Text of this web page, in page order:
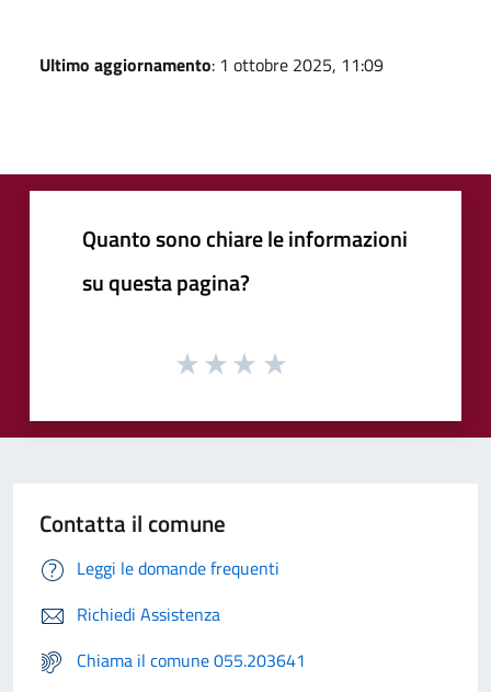
Ultimo aggiornamento: 1 ottobre 2025, 11:09
Quanto sono chiare le informazioni
su questa pagina?
Contatta il comune
Leggi le domande frequenti
Richiedi Assistenza
Chiama il comune 055.203641